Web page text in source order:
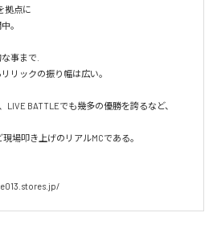
拠点に
。
事まで.
リックの振り幅は広い。
BATTLEでも幾多の優勝を誇るなど、
場叩き上げのリアルMCである。